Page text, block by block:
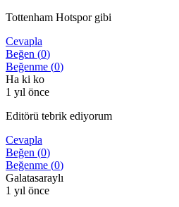
Tottenham Hotspor gibi
Cevapla
Beğen (0)
Beğenme (0)
Ha ki ko
1 yıl önce
Editörü tebrik ediyorum
Cevapla
Beğen (0)
Beğenme (0)
Galatasaraylı
1 yıl önce